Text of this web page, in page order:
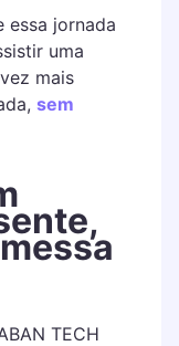
essa jornada
uma
mais
sem
TECH